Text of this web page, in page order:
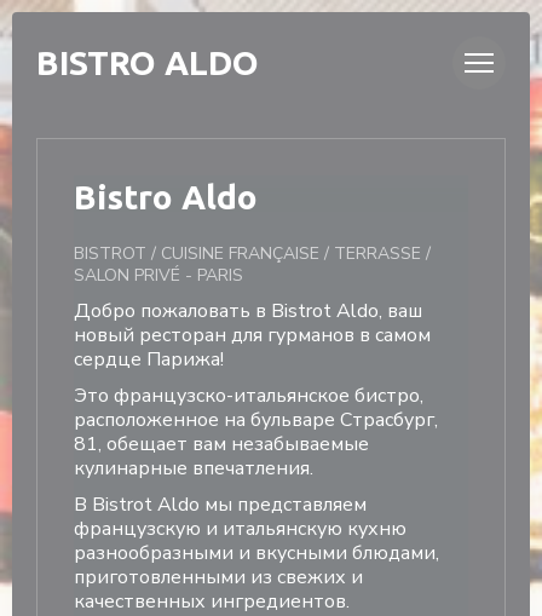
Панель управления cookies
BISTRO ALDO
Bistro Aldo
BISTROT / CUISINE FRANÇAISE / TERRASSE /
SALON PRIVÉ - PARIS
Добро пожаловать в Bistrot Aldo, ваш
новый ресторан для гурманов в самом
сердце Парижа!
Это французско-итальянское бистро,
расположенное на бульваре Страсбург,
81, обещает вам незабываемые
кулинарные впечатления.
В Bistrot Aldo мы представляем
французскую и итальянскую кухню
разнообразными и вкусными блюдами,
приготовленными из свежих и
качественных ингредиентов.